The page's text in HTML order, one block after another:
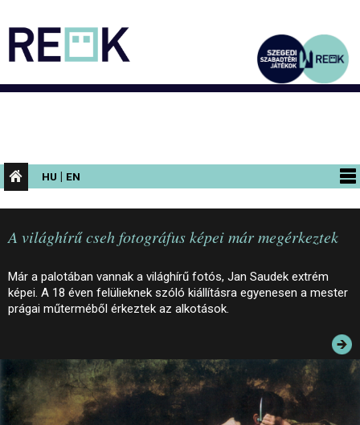
HU | EN
PROGRAMOK
KIÁLLÍTÁSOK
AZ ÉPÜLET
INFORMÁCIÓK
JEGYEK
ELÉRHETŐSÉG
A világhírű cseh fotográfus képei már megérkeztek
Már a palotában vannak a világhírű fotós, Jan Saudek extrém
képei. A 18 éven felülieknek szóló kiállításra egyenesen a mester
prágai műterméből érkeztek az alkotások.